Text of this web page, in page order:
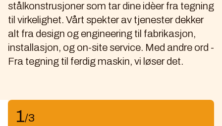
stålkonstrusjoner som tar dine idèer fra tegning
til virkelighet. Vårt spekter av tjenester dekker
alt fra design og engineering til fabrikasjon,
installasjon, og on-site service. Med andre ord -
Fra tegning til ferdig maskin, vi løser det.
1/3